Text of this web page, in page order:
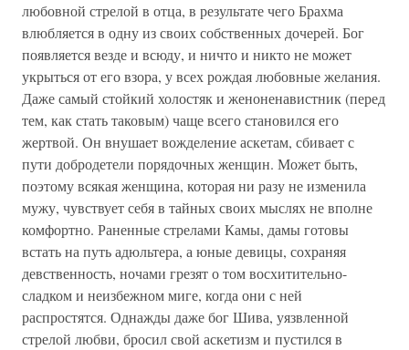
любовной стрелой в отца, в результате чего Брахма
влюбляется в одну из своих собственных дочерей. Бог
появляется везде и всюду, и ничто и никто не может
укрыться от его взора, у всех рождая любовные желания.
Даже самый стойкий холостяк и женоненавистник (перед
тем, как стать таковым) чаще всего становился его
жертвой. Он внушает вожделение аскетам, сбивает с
пути добродетели порядочных женщин. Может быть,
поэтому всякая женщина, которая ни разу не изменила
мужу, чувствует себя в тайных своих мыслях не вполне
комфортно. Раненные стрелами Камы, дамы готовы
встать на путь адюльтера, а юные девицы, сохраняя
девственность, ночами грезят о том восхитительно-
сладком и неизбежном миге, когда они с ней
распростятся. Однажды даже бог Шива, уязвленной
стрелой любви, бросил свой аскетизм и пустился в